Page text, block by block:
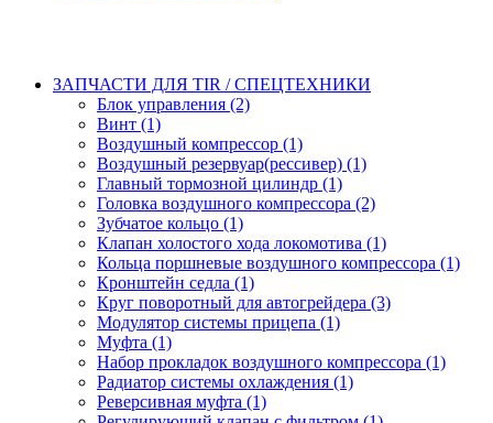
ЗАПЧАСТИ ДЛЯ TIR / СПЕЦТЕХНИКИ
Блок управления (2)
Винт (1)
Воздушный компрессор (1)
Воздушный резервуар(рессивер) (1)
Главный тормозной цилиндр (1)
Головка воздушного компрессора (2)
Зубчатое кольцо (1)
Клапан холостого хода локомотива (1)
Кольца поршневые воздушного компрессора (1)
Кронштейн седла (1)
Круг поворотный для автогрейдера (3)
Модулятор системы прицепа (1)
Муфта (1)
Набор прокладок воздушного компрессора (1)
Радиатор системы охлаждения (1)
Реверсивная муфта (1)